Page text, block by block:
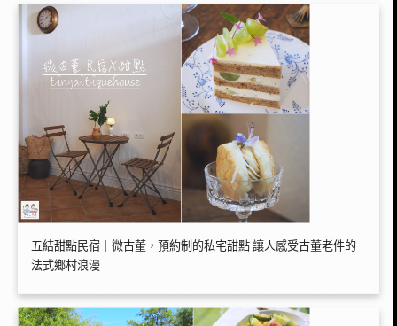
五結甜點民宿｜微古董，預約制的私宅甜點 讓人感受古董老件的
法式鄉村浪漫